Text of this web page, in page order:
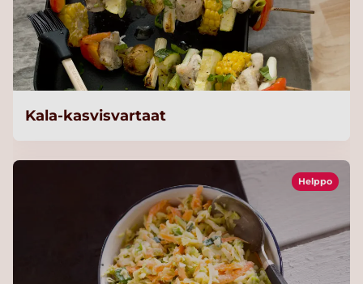
Kala-kasvisvartaat
Helppo